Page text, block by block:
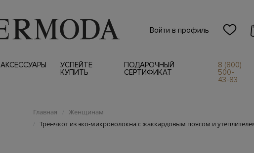
Войти в профиль
АКСЕССУАРЫ
УСПЕЙТЕ
КУПИТЬ
ПОДАРОЧНЫЙ
СЕРТИФИКАТ
8 (800)
500-
43-83
Главная / Женщинам
/ Тренчкот из эко-микроволокна с жаккардовым поясом и